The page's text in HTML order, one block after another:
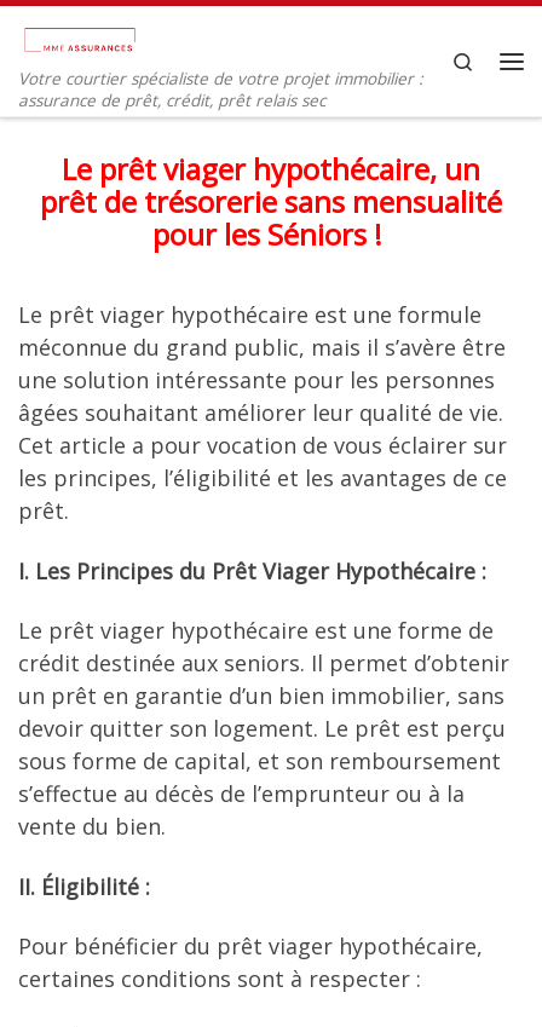
Passer au contenu
Votre courtier spécialiste de votre projet immobilier :
assurance de prêt, crédit, prêt relais sec
Search
Le prêt viager hypothécaire, un
prêt de trésorerie sans mensualité
pour les Séniors !
Le prêt viager hypothécaire est une formule
méconnue du grand public, mais il s’avère être
une solution intéressante pour les personnes
âgées souhaitant améliorer leur qualité de vie.
Cet article a pour vocation de vous éclairer sur
les principes, l’éligibilité et les avantages de ce
prêt.
I. Les Principes du Prêt Viager Hypothécaire :
Le prêt viager hypothécaire est une forme de
crédit destinée aux seniors. Il permet d’obtenir
un prêt en garantie d’un bien immobilier, sans
devoir quitter son logement. Le prêt est perçu
sous forme de capital, et son remboursement
s’effectue au décès de l’emprunteur ou à la
vente du bien.
II. Éligibilité :
Pour bénéficier du prêt viager hypothécaire,
certaines conditions sont à respecter :